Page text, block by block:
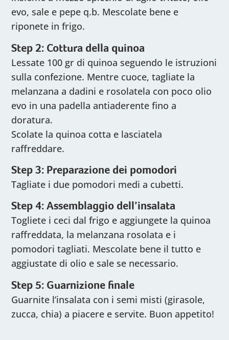
evo, sale e pepe q.b. Mescolate bene e
riponete in frigo.
Step 2: Cottura della quinoa
Lessate 100 gr di quinoa seguendo le istruzioni
sulla confezione. Mentre cuoce, tagliate la
melanzana a dadini e rosolatela con poco olio
evo in una padella antiaderente fino a
doratura.
Scolate la quinoa cotta e lasciatela
raffreddare.
Step 3: Preparazione dei pomodori
Tagliate i due pomodori medi a cubetti.
Step 4: Assemblaggio dell’insalata
Togliete i ceci dal frigo e aggiungete la quinoa
raffreddata, la melanzana rosolata e i
pomodori tagliati. Mescolate bene il tutto e
aggiustate di olio e sale se necessario.
Step 5: Guarnizione finale
Guarnite l’insalata con i semi misti (girasole,
zucca, chia) a piacere e servite. Buon appetito!